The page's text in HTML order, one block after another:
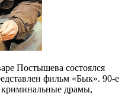
Постышева состоялся
фильм «Бык». 90-е
криминальные драмы,